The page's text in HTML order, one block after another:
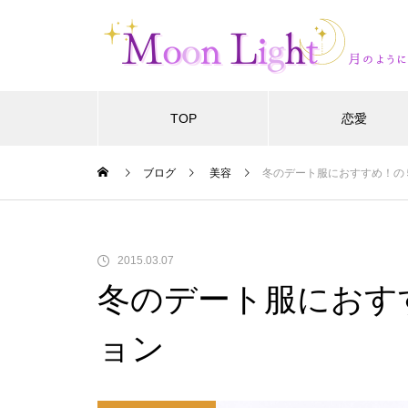
TOP 恋愛
ブログ 美容 冬のデート服におすすめ！
2015.03.07
冬のデート服にお
ョン